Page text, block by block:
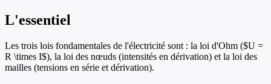
L'essentiel
Les trois lois fondamentales de l'électricité sont : la loi d'Ohm ($U =
R \times I$), la loi des nœuds (intensités en dérivation) et la loi des
mailles (tensions en série et dérivation).